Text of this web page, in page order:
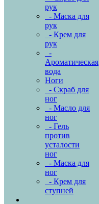
рук
- Маска для
рук
- Крем для
рук
-
Ароматическая
вода
Ноги
- Скраб для
ног
- Масло для
ног
- Гель
против
усталости
ног
- Маска для
ног
- Крем для
ступней